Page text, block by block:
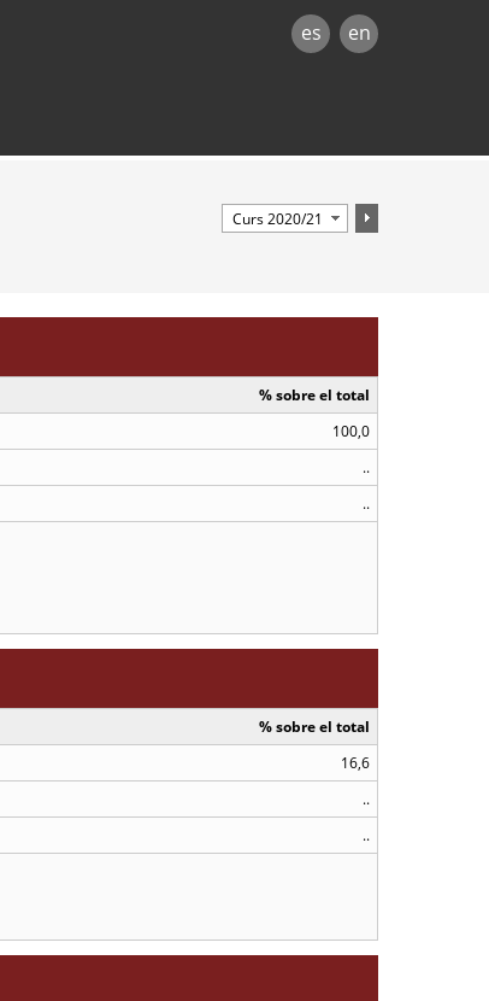
es en
% sobre el total
100,0
..
..
% sobre el total
16,6
..
..